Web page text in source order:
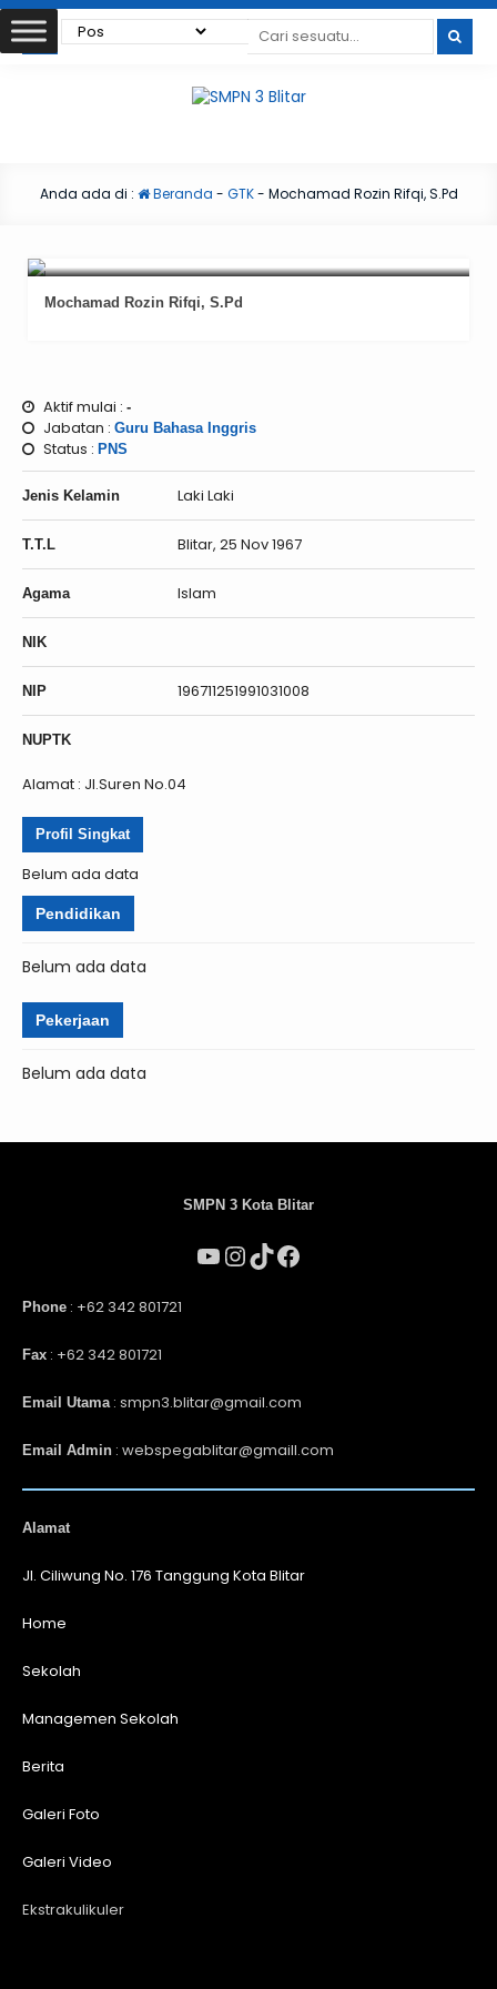
Anda ada di : Beranda - GTK- Mochamad Rozin Rifqi, S.Pd
Mochamad Rozin Rifqi, S.Pd
Aktif mulai : -
Jabatan : Guru Bahasa Inggris
Status : PNS
Jenis Kelamin Laki Laki
T.T.L Blitar, 25 Nov 1967
Agama Islam
NIK
NIP 196711251991031008
NUPTK
Alamat : Jl.Suren No.04
Profil Singkat
Belum ada data
Pendidikan
Belum ada data
Pekerjaan
Belum ada data
SMPN 3 Kota Blitar
Phone : +62 342 801721
Fax : +62 342 801721
Email Utama: smpn3.blitar@gmail.com
Email Admin : webspegablitar@gmaill.com
Alamat
Jl. Ciliwung No. 176 Tanggung Kota Blitar
Home
Sekolah
Managemen Sekolah
Berita
Galeri Foto
Galeri Video
Ekstrakulikuler